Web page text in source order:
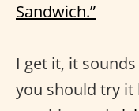
Sandwich.”
I get it, it
you should try it